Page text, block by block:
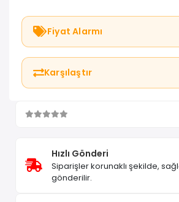
Fiyat Alarmı
Karşılaştır
Hızlı Gönderi
Siparişler korunaklı şekilde,
gönderilir.